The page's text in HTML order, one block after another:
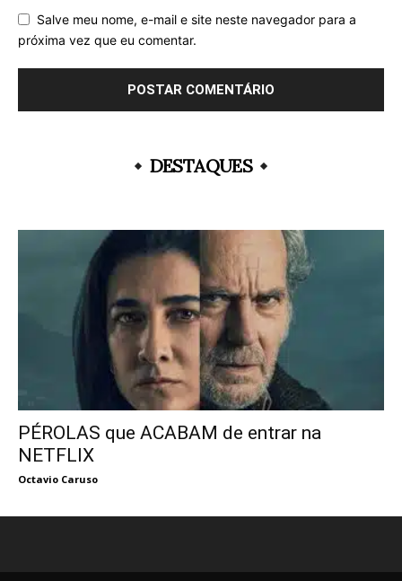
Salve meu nome, e-mail e site neste navegador para a
próxima vez que eu comentar.
DESTAQUES
PÉROLAS que ACABAM de entrar na
NETFLIX
Octavio Caruso